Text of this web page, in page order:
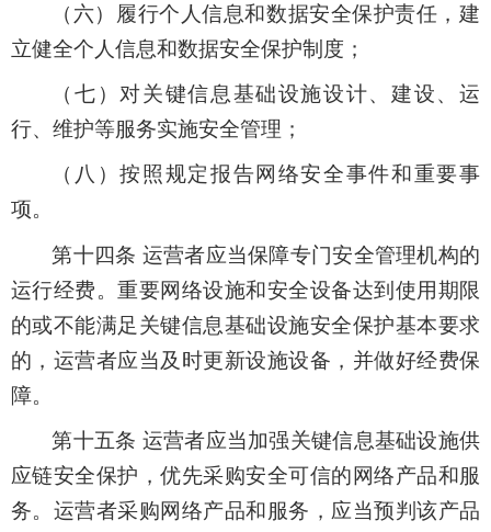
（六）履行个人信息和数据安全保护责任，建
立健全个人信息和数据安全保护制度；
（七）对关键信息基础设施设计、建设、运
行、维护等服务实施安全管理；
（八）按照规定报告网络安全事件和重要事
项。
第十四条 运营者应当保障专门安全管理机构的
运行经费。重要网络设施和安全设备达到使用期限
的或不能满足关键信息基础设施安全保护基本要求
的，运营者应当及时更新设施设备，并做好经费保
障。
第十五条 运营者应当加强关键信息基础设施供
应链安全保护，优先采购安全可信的网络产品和服
务。运营者采购网络产品和服务，应当预判该产品